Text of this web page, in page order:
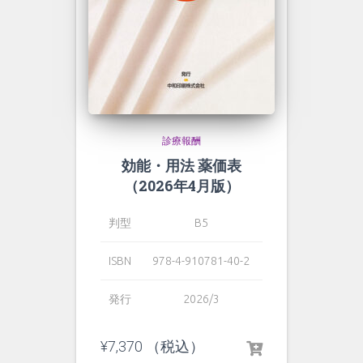
診療報酬
効能・用法 薬価表
（2026年4月版）
判型 B5
ISBN 978-4-910781-40-2
発行 2026/3
¥7,370 （税込）